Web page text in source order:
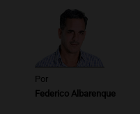
Por
Federico Albarenque